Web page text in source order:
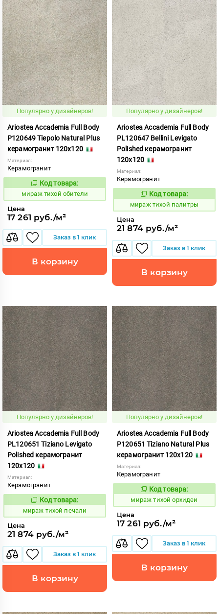
Популярно у дизайнеров!
Ariostea Accademia Full Body
P120649 Tiepolo Natural Plus
керамогранит 120x120
Материал:
Керамогранит
997062
Код товара:
мираж тихой обители
Цена
17 261 руб./м²
Заказ в 1 клик
В корзину
Популярно у дизайнеров!
Ariostea Accademia Full Body
PL120647 Bellini Levigato
Polished керамогранит
120x120
Материал:
Керамогранит
997066
Код товара:
мираж тихой палитры
Цена
21 874 руб./м²
Заказ в 1 клик
В корзину
Популярно у дизайнеров!
Ariostea Accademia Full Body
PL120651 Tiziano Levigato
Polished керамогранит
120x120
Материал:
Керамогранит
997070
Код товара:
мираж тихой печали
Цена
21 874 руб./м²
Заказ в 1 клик
В корзину
Популярно у дизайнеров!
Ariostea Accademia Full Body
P120651 Tiziano Natural Plus
керамогранит 120x120
Материал:
Керамогранит
997064
Код товара:
мираж тихой орхидеи
Цена
17 261 руб./м²
Заказ в 1 клик
В корзину